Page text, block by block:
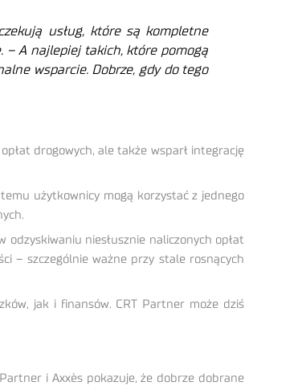
usług, które są kompletne
– A najlepiej takich, które pomogą
wsparcie. Dobrze, gdy do tego
drogowych, ale także wsparł integrację
użytkownicy mogą korzystać z jednego
niesłusznie naliczonych opłat
– szczególnie ważne przy stale rosnących
jak i finansów. CRT Partner może dziś
i Axxès pokazuje, że dobrze dobrane